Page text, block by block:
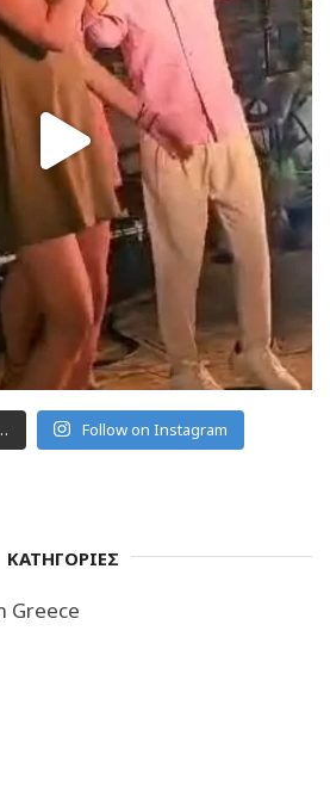
Follow on Instagram
ΚΑΤΗΓΟΡΙΕΣ
Greece